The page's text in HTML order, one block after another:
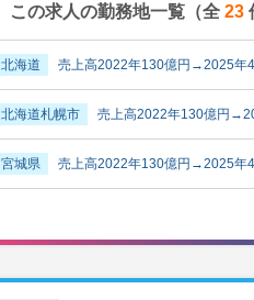
この求人の勤務地一覧（全 23
北海道 売上高2022年130億円→2025年
北海道札幌市 売上高2022年130億円
宮城県 売上高2022年130億円→2025年